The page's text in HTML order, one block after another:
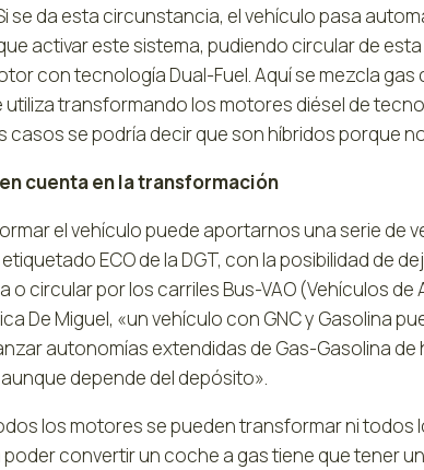
se da esta circunstancia, el vehículo pasa
activar este sistema, pudiendo circular de
con tecnología Dual-Fuel. Aquí se mezcla
transformando los motores diésel de
casos se podría decir que son híbridos porque
cuenta en la transformación
el vehículo puede aportarnos una serie de
ECO de la DGT, con la posibilidad de
o circular por los carriles Bus-VAO (Vehículos
De Miguel, «un vehículo con GNC y Gasolina
autonomías extendidas de Gas-Gasolina de
depende del depósito».
los motores se pueden transformar ni todos
poder convertir un coche a gas tiene que tener